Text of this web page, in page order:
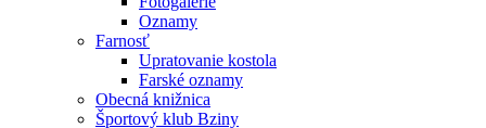
Oznamy
Farnosť
Upratovanie kostola
Farské oznamy
Obecná knižnica
Športový klub Bziny